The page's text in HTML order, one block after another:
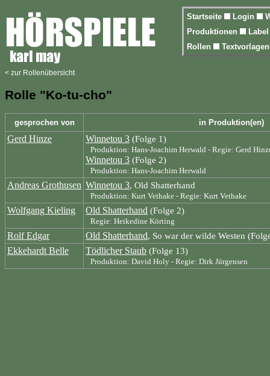
Startseite Login
Produktionen
Rollen
< zur Rollenübersicht
Rolle "Ko-tu-cho"
gesprochen von in Produktion(en)
Gerd Hinze Winnetou 3 (Folge 1)
Produktion: Hans-Joachim Herwald - Regie: Gerd
Winnetou 3 (Folge 2)
Produktion: Hans-Joachim Herwald
Andreas Grothusen Winnetou 3, Old Shatterhand
Produktion: Kurt Vethake - Regie: Kurt Vethake
Wolfgang Kieling Old Shatterhand (Folge 2)
Regie: Heikedine Körting
Rolf Edgar Old Shatterhand, So war der wilde Westen
Ekkehardt Belle Tödlicher Staub (Folge 13)
Produktion: David Holy - Regie: Dirk Jürgensen